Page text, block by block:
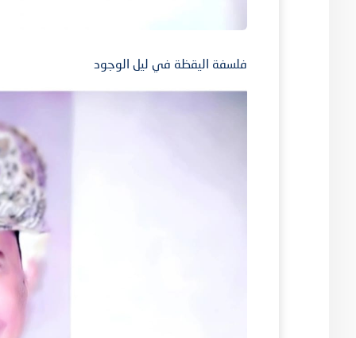
فلسفة اليقظة في ليل الوجود